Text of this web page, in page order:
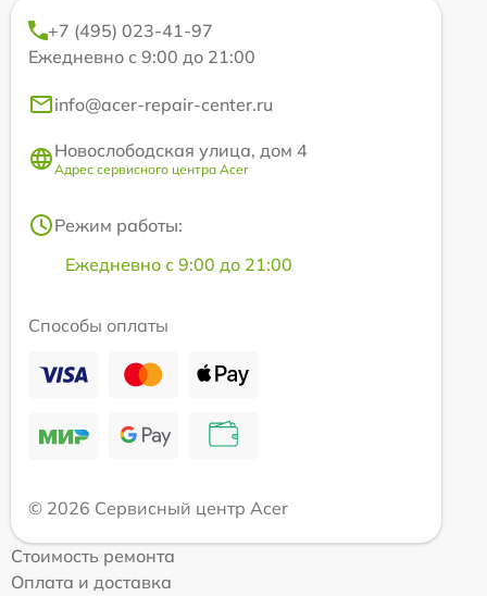
+7 (495) 023-41-97
Ежедневно с 9:00 до 21:00
info@acer-repair-center.ru
Новослободская улица, дом 4
Адрес сервисного центра Acer
Режим работы:
Ежедневно с 9:00 до 21:00
Способы оплаты
© 2026 Сервисный центр Acer
Стоимость ремонта
Оплата и доставка